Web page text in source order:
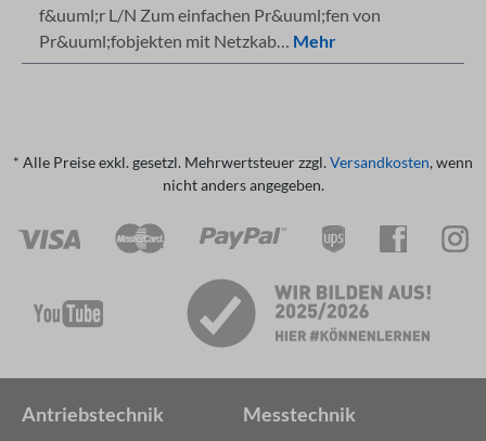
f&uuml;r L/N Zum einfachen Pr&uuml;fen von
Pr&uuml;fobjekten mit Netzkab… Mehr
* Alle Preise exkl. gesetzl. Mehrwertsteuer zzgl. Versandkosten, wenn
nicht anders angegeben.
Antriebstechnik Messtechnik